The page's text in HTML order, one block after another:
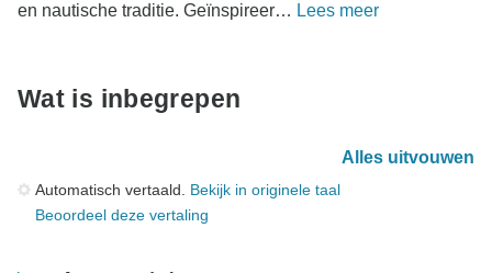
en nautische traditie. Geïnspireer… Lees meer
Wat is inbegrepen
Alles uitvouwen
Automatisch vertaald. Bekijk in originele taal
Beoordeel deze vertaling